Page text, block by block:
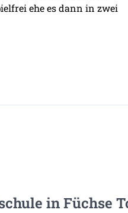
ehe es dann in zwei
in Füchse